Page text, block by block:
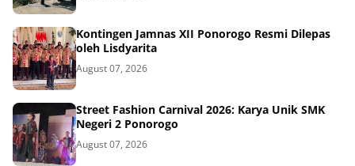
Kontingen Jamnas XII Ponorogo Resmi Dilepas
oleh Lisdyarita
August 07, 2026
Street Fashion Carnival 2026: Karya Unik SMK
Negeri 2 Ponorogo
August 07, 2026